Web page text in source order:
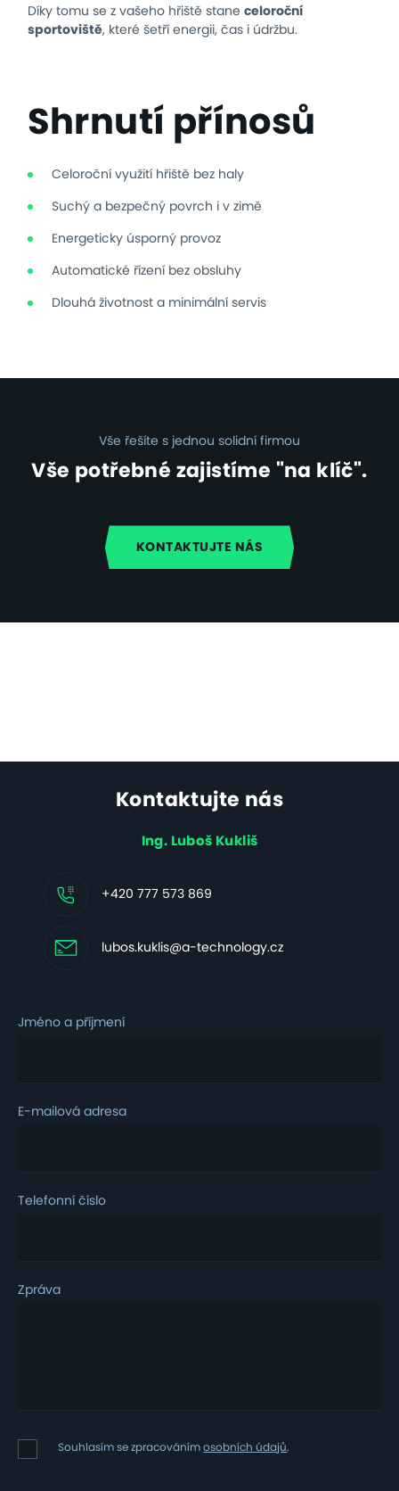
Díky tomu se z vašeho hřiště stane celoroční
sportoviště, které šetří energii, čas i údržbu.
Shrnutí přínosů
Celoroční využití hřiště bez haly
Suchý a bezpečný povrch i v zimě
Energeticky úsporný provoz
Automatické řízení bez obsluhy
Dlouhá životnost a minimální servis
Vše řešíte s jednou solidní firmou
Vše potřebné zajistíme "na klíč".
KONTAKTUJTE NÁS
Kontaktujte nás
Ing. Luboš Kukliš
+420 777 573 869
lubos.kuklis@a-technology.cz
Jméno a příjmení
E-mailová adresa
Telefonní číslo
Zpráva
Souhlasím
se
Souhlasím se zpracovánímosobních údajů.